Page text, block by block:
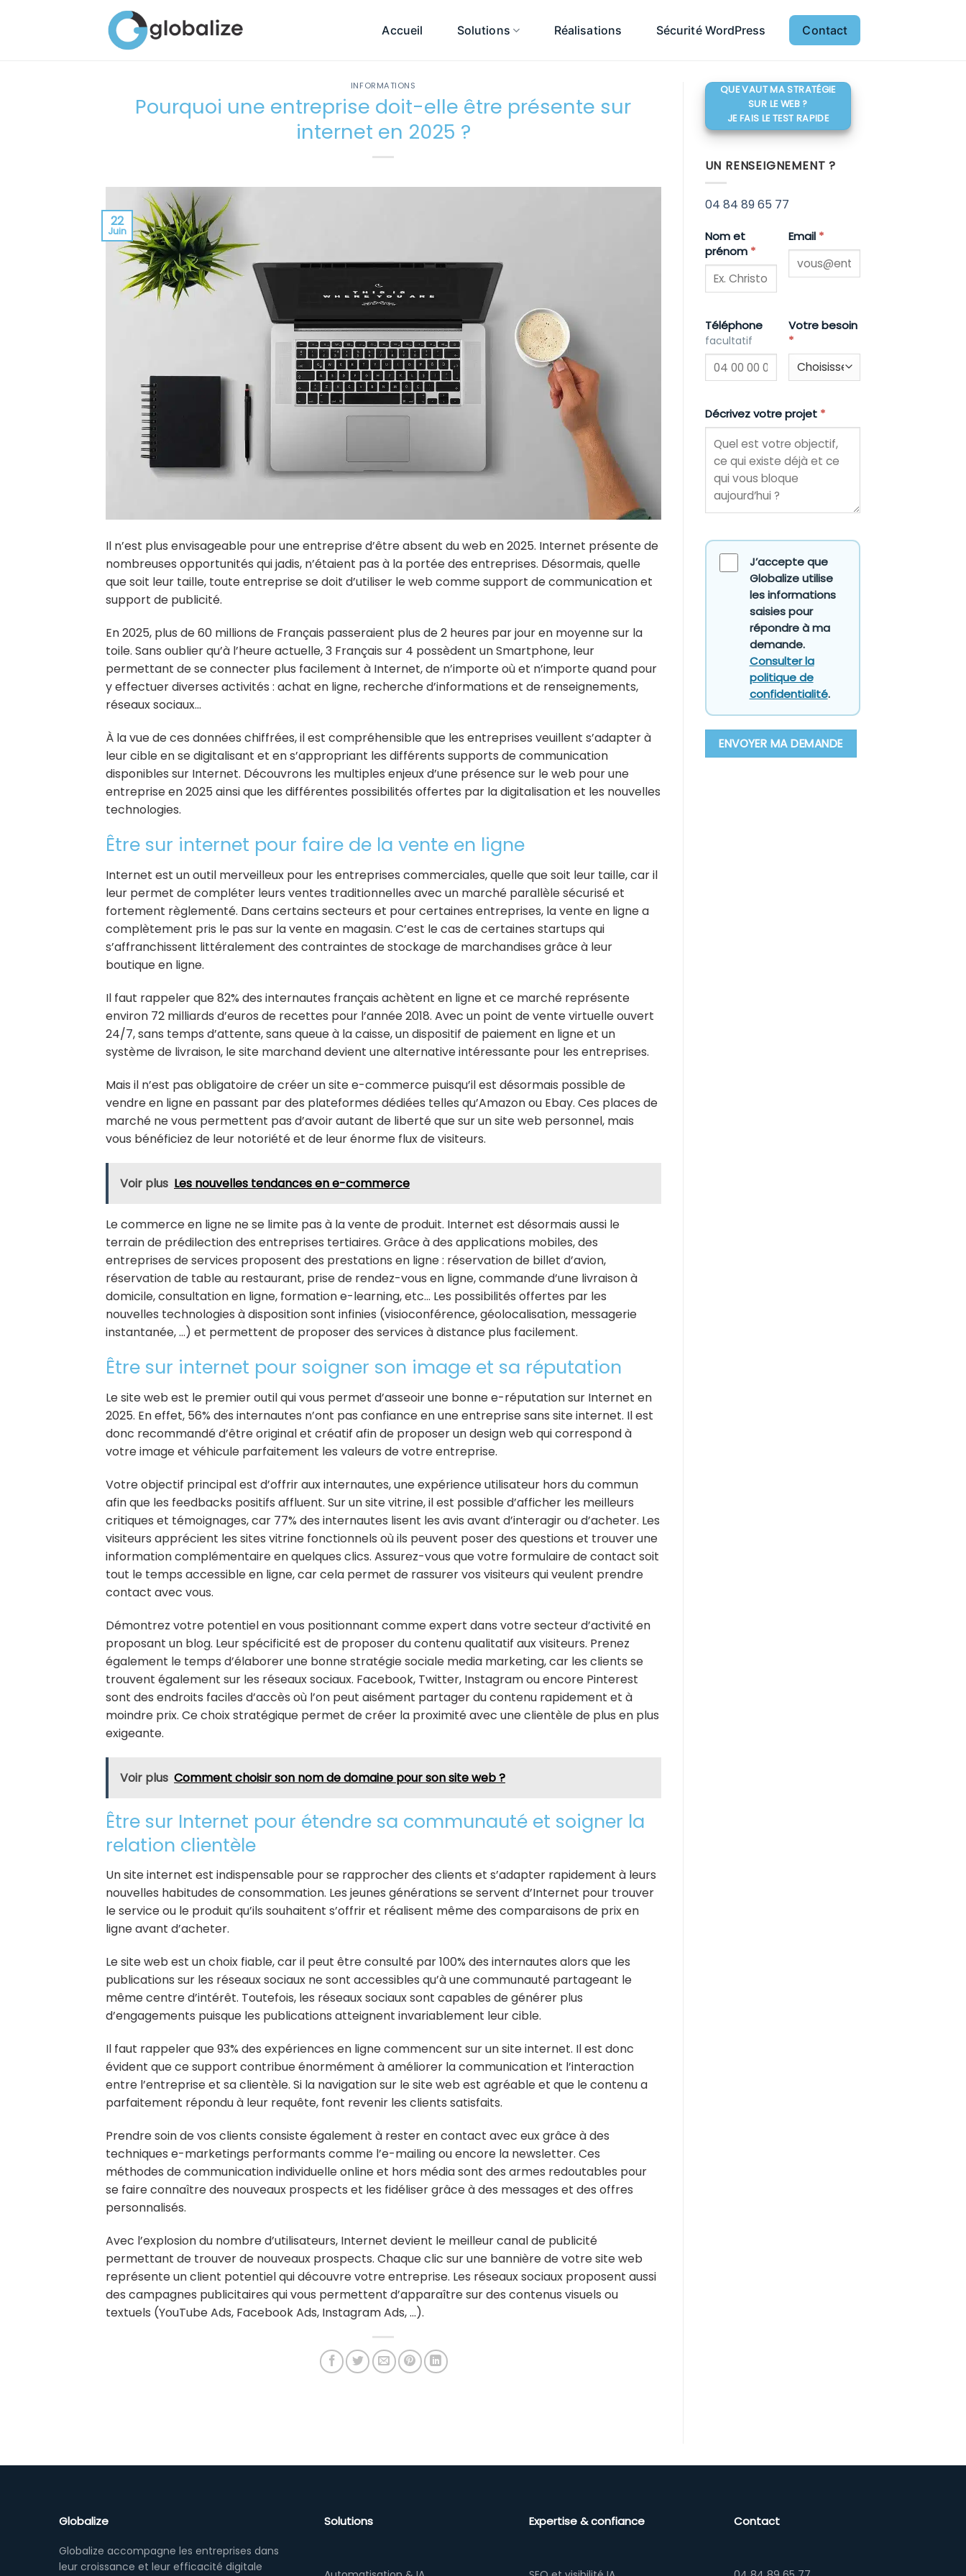
Accueil Solutions Réalisations Sécurité WordPress Contact
INFORMATIONS
Pourquoi une entreprise doit-elle être présente sur
internet en 2025 ?
22
Juin
Il n’est plus envisageable pour une entreprise d’être absent du web en 2025. Internet présente de
nombreuses opportunités qui jadis, n’étaient pas à la portée des entreprises. Désormais, quelle
que soit leur taille, toute entreprise se doit d’utiliser le web comme support de communication et
support de publicité.
En 2025, plus de 60 millions de Français passeraient plus de 2 heures par jour en moyenne sur la
toile. Sans oublier qu’à l’heure actuelle, 3 Français sur 4 possèdent un Smartphone, leur
permettant de se connecter plus facilement à Internet, de n’importe où et n’importe quand pour
y effectuer diverses activités : achat en ligne, recherche d’informations et de renseignements,
réseaux sociaux…
À la vue de ces données chiffrées, il est compréhensible que les entreprises veuillent s’adapter à
leur cible en se digitalisant et en s’appropriant les différents supports de communication
disponibles sur Internet. Découvrons les multiples enjeux d’une présence sur le web pour une
entreprise en 2025 ainsi que les différentes possibilités offertes par la digitalisation et les nouvelles
technologies.
Être sur internet pour faire de la vente en ligne
Internet est un outil merveilleux pour les entreprises commerciales, quelle que soit leur taille, car il
leur permet de compléter leurs ventes traditionnelles avec un marché parallèle sécurisé et
fortement règlementé. Dans certains secteurs et pour certaines entreprises, la vente en ligne a
complètement pris le pas sur la vente en magasin. C’est le cas de certaines startups qui
s’affranchissent littéralement des contraintes de stockage de marchandises grâce à leur
boutique en ligne.
Il faut rappeler que 82% des internautes français achètent en ligne et ce marché représente
environ 72 milliards d’euros de recettes pour l’année 2018. Avec un point de vente virtuelle ouvert
24/7, sans temps d’attente, sans queue à la caisse, un dispositif de paiement en ligne et un
système de livraison, le site marchand devient une alternative intéressante pour les entreprises.
Mais il n’est pas obligatoire de créer un site e-commerce puisqu’il est désormais possible de
vendre en ligne en passant par des plateformes dédiées telles qu’Amazon ou Ebay. Ces places de
marché ne vous permettent pas d’avoir autant de liberté que sur un site web personnel, mais
vous bénéficiez de leur notoriété et de leur énorme flux de visiteurs.
Voir plus Les nouvelles tendances en e-commerce
Le commerce en ligne ne se limite pas à la vente de produit. Internet est désormais aussi le
terrain de prédilection des entreprises tertiaires. Grâce à des applications mobiles, des
entreprises de services proposent des prestations en ligne : réservation de billet d’avion,
réservation de table au restaurant, prise de rendez-vous en ligne, commande d’une livraison à
domicile, consultation en ligne, formation e-learning, etc… Les possibilités offertes par les
nouvelles technologies à disposition sont infinies (visioconférence, géolocalisation, messagerie
instantanée, …) et permettent de proposer des services à distance plus facilement.
Être sur internet pour soigner son image et sa réputation
Le site web est le premier outil qui vous permet d’asseoir une bonne e-réputation sur Internet en
2025. En effet, 56% des internautes n’ont pas confiance en une entreprise sans site internet. Il est
donc recommandé d’être original et créatif afin de proposer un design web qui correspond à
votre image et véhicule parfaitement les valeurs de votre entreprise.
Votre objectif principal est d’offrir aux internautes, une expérience utilisateur hors du commun
afin que les feedbacks positifs affluent. Sur un site vitrine, il est possible d’afficher les meilleurs
critiques et témoignages, car 77% des internautes lisent les avis avant d’interagir ou d’acheter. Les
visiteurs apprécient les sites vitrine fonctionnels où ils peuvent poser des questions et trouver une
information complémentaire en quelques clics. Assurez-vous que votre formulaire de contact soit
tout le temps accessible en ligne, car cela permet de rassurer vos visiteurs qui veulent prendre
contact avec vous.
Démontrez votre potentiel en vous positionnant comme expert dans votre secteur d’activité en
proposant un blog. Leur spécificité est de proposer du contenu qualitatif aux visiteurs. Prenez
également le temps d’élaborer une bonne stratégie sociale media marketing, car les clients se
trouvent également sur les réseaux sociaux. Facebook, Twitter, Instagram ou encore Pinterest
sont des endroits faciles d’accès où l’on peut aisément partager du contenu rapidement et à
moindre prix. Ce choix stratégique permet de créer la proximité avec une clientèle de plus en plus
exigeante.
Voir plus Comment choisir son nom de domaine pour son site web ?
Être sur Internet pour étendre sa communauté et soigner la
relation clientèle
Un site internet est indispensable pour se rapprocher des clients et s’adapter rapidement à leurs
nouvelles habitudes de consommation. Les jeunes générations se servent d’Internet pour trouver
le service ou le produit qu’ils souhaitent s’offrir et réalisent même des comparaisons de prix en
ligne avant d’acheter.
Le site web est un choix fiable, car il peut être consulté par 100% des internautes alors que les
publications sur les réseaux sociaux ne sont accessibles qu’à une communauté partageant le
même centre d’intérêt. Toutefois, les réseaux sociaux sont capables de générer plus
d’engagements puisque les publications atteignent invariablement leur cible.
Il faut rappeler que 93% des expériences en ligne commencent sur un site internet. Il est donc
évident que ce support contribue énormément à améliorer la communication et l’interaction
entre l’entreprise et sa clientèle. Si la navigation sur le site web est agréable et que le contenu a
parfaitement répondu à leur requête, font revenir les clients satisfaits.
Prendre soin de vos clients consiste également à rester en contact avec eux grâce à des
techniques e-marketings performants comme l’e-mailing ou encore la newsletter. Ces
méthodes de communication individuelle online et hors média sont des armes redoutables pour
se faire connaître des nouveaux prospects et les fidéliser grâce à des messages et des offres
personnalisés.
Avec l’explosion du nombre d’utilisateurs, Internet devient le meilleur canal de publicité
permettant de trouver de nouveaux prospects. Chaque clic sur une bannière de votre site web
représente un client potentiel qui découvre votre entreprise. Les réseaux sociaux proposent aussi
des campagnes publicitaires qui vous permettent d’apparaître sur des contenus visuels ou
textuels (YouTube Ads, Facebook Ads, Instagram Ads, …).
QUE VAUT MA STRATÉGIE
SUR LE WEB ?
JE FAIS LE TEST RAPIDE
UN RENSEIGNEMENT ?
04 84 89 65 77
Nom et
prénom *
Email *
Téléphone
facultatif
Votre besoin
*
Décrivez votre projet *
J’accepte que
Globalize utilise
les informations
saisies pour
répondre à ma
demande.
Consulter la
politique de
confidentialité.
Globalize
Globalize accompagne les entreprises dans
leur croissance et leur efficacité digitale
Solutions Expertise & confiance Contact